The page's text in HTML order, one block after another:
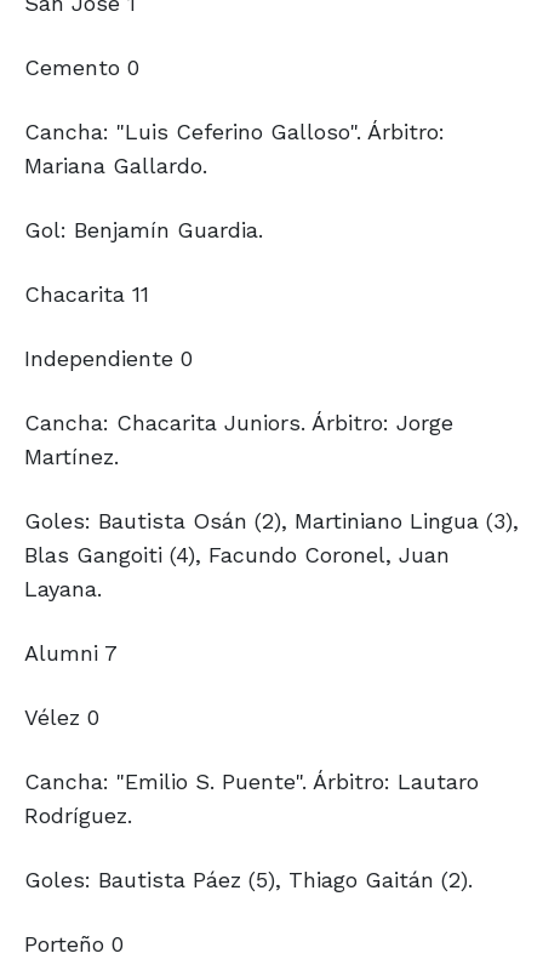
Cemento 0
Cancha: "Luis Ceferino Galloso". Árbitro:
Mariana Gallardo.
Gol: Benjamín Guardia.
Chacarita 11
Independiente 0
Cancha: Chacarita Juniors. Árbitro: Jorge
Martínez.
Goles: Bautista Osán (2), Martiniano Lingua (3),
Blas Gangoiti (4), Facundo Coronel, Juan
Layana.
Alumni 7
Vélez 0
Cancha: "Emilio S. Puente". Árbitro: Lautaro
Rodríguez.
Goles: Bautista Páez (5), Thiago Gaitán (2).
Porteño 0